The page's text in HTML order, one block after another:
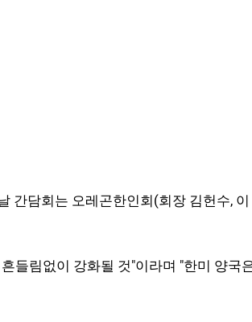
간담회는 오레곤한인회(회장 김헌수, 이
들림없이 강화될 것"이라며 "한미 양국